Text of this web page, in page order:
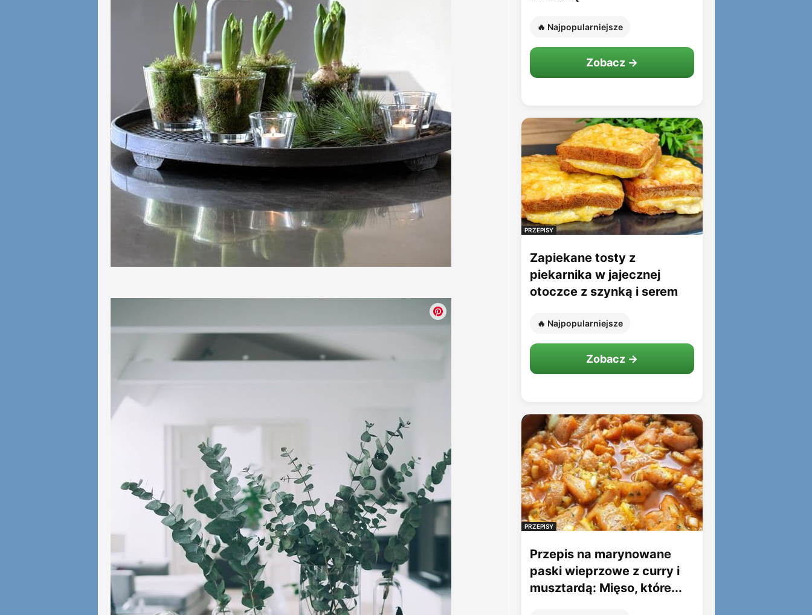
🔥 Najpopularniejsze
Zobacz →
PRZEPISY
Zapiekane tosty z
piekarnika w jajecznej
otoczce z szynką i serem
🔥 Najpopularniejsze
Zobacz →
PRZEPISY
Przepis na marynowane
paski wieprzowe z curry i
musztardą: Mięso, które...